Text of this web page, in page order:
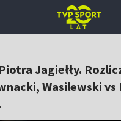
Jagiełły.
Wasilewski vs